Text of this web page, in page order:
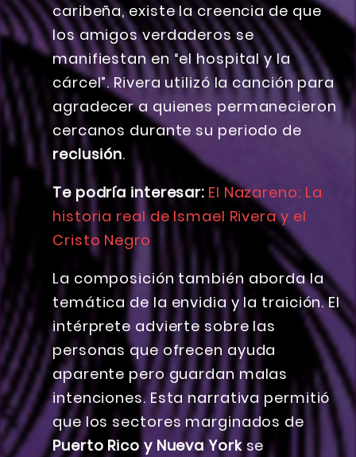
caribeña, existe la creencia de que
los amigos verdaderos se
manifiestan en “el hospital y la
cárcel”. Rivera utilizó la canción para
agradecer a quienes permanecieron
cercanos durante su periodo de
reclusión.
Te podría interesar: El Nazareno: La
historia real de Ismael Rivera y el
Cristo Negro
La composición también aborda la
temática de la envidia y la traición. El
intérprete advierte sobre las
personas que ofrecen ayuda
aparente pero guardan malas
intenciones. Esta narrativa permitió
que los sectores marginados de
Puerto Rico y Nueva Yorkse